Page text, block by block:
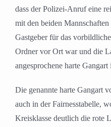
dass der Polizei-Anruf eine
mit den beiden
Gastgeber für das
Ordner vor Ort war und die
angesprochene harte
Die genannte harte Gangart
auch in der Fairnesstabelle,
Kreisklasse deutlich die rote